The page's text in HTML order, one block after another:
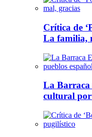
Crítica de
La familia,
La Barraca
cultural por